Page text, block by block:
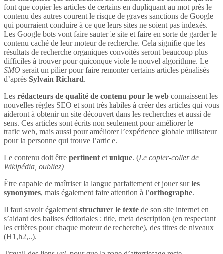
font que copier les articles de certains en dupliquant au mot près le
contenu des autres courent le risque de graves sanctions de Google
qui pourraient conduire à ce que leurs sites ne soient pas indexés.
Les Google bots vont faire sauter le site et faire en sorte de garder le
contenu caché de leur moteur de recherche. Cela signifie que les
résultats de recherche organiques convoités seront beaucoup plus
difficiles à trouver pour quiconque viole le nouvel algorithme. Le
SMO serait un pilier pour faire remonter certains articles pénalisés
d’après Sylvain Richard.
Les rédacteurs de qualité de contenu pour le web connaissent les
nouvelles règles SEO et sont très habiles à créer des articles qui vous
aideront à obtenir un site découvert dans les recherches et aussi de
sens. Ces articles sont écrits non seulement pour améliorer le
trafic web, mais aussi pour améliorer l’expérience globale utilisateur
pour la personne qui trouve l’article.
Le contenu doit être pertinent et unique. (Le copier-coller de
Wikipédia, oubliez)
Être capable de maîtriser la langue parfaitement et jouer surles
synonymes, mais également faire attention à l’orthographe.
Il faut savoir également structurer le texte de son site internet en
s’aidant des balises éditoriales : title, meta description (en respectant
les critères pour chaque moteur de recherche), des titres de niveaux
(H1,h2,..).